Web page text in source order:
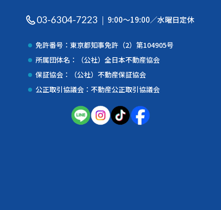
03-6304-7223 9:00〜19:00／水曜日定休
免許番号：東京都知事免許（2）第104905号
所属団体名：（公社）全日本不動産協会
保証協会：（公社）不動産保証協会
公正取引協議会：不動産公正取引協議会